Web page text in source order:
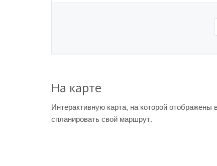
На карте
Интерактивную карта, на которой
спланировать свой маршрут.